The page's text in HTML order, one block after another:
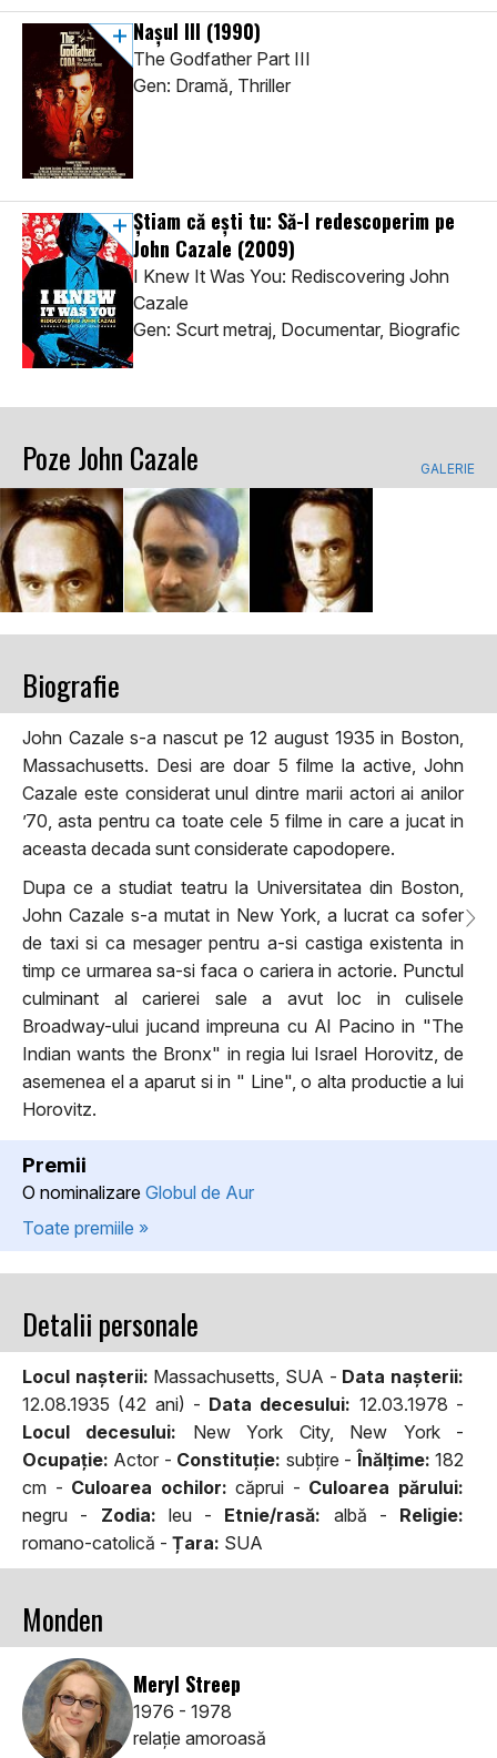
Nașul III (1990)
The Godfather Part III
Gen: Dramă, Thriller
Știam că ești tu: Să-l redescoperim pe
John Cazale (2009)
I Knew It Was You: Rediscovering John
Cazale
Gen: Scurt metraj, Documentar, Biografic
Poze John Cazale GALERIE
Biografie
John Cazale s-a nascut pe 12 august 1935 in Boston,
Massachusetts. Desi are doar 5 filme la active, John
Cazale este considerat unul dintre marii actori ai anilor
’70, asta pentru ca toate cele 5 filme in care a jucat in
aceasta decada sunt considerate capodopere.
Dupa ce a studiat teatru la Universitatea din Boston,
John Cazale s-a mutat in New York, a lucrat ca sofer
de taxi si ca mesager pentru a-si castiga existenta in
timp ce urmarea sa-si faca o cariera in actorie. Punctul
culminant al carierei sale a avut loc in culisele
Broadway-ului jucand impreuna cu Al Pacino in "The
Indian wants the Bronx" in regia lui Israel Horovitz, de
asemenea el a aparut si in " Line", o alta productie a lui
Horovitz.
Premii
O nominalizare Globul de Aur
Toate premiile »
Detalii personale
Locul naşterii: Massachusetts, SUA - Data naşterii:
12.08.1935 (42 ani) - Data decesului: 12.03.1978 -
Locul decesului: New York City, New York -
Ocupaţie: Actor - Constituţie: subţire -Înălţime: 182
cm - Culoarea ochilor: căprui - Culoarea părului:
negru - Zodia: leu - Etnie/rasă: albă - Religie:
romano-catolică - Țara: SUA
Monden
Meryl Streep
1976 - 1978
relaţie amoroasă